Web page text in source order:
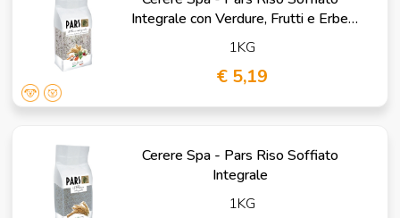
Integrale con Verdure, Frutti e Erbe
Digestive
1KG
€ 5,19
Cerere Spa - Pars Riso Soffiato
Integrale
1KG